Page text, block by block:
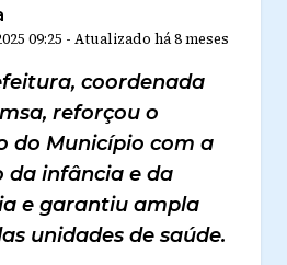
09:25 - Atualizado há 8 meses
coordenada
reforçou o
do Município com a
da infância e da
e garantiu ampla
unidades de saúde.